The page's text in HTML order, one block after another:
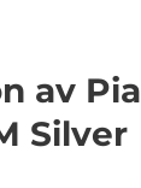
av Pia
Silver